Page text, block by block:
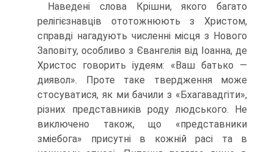
Наведені слова Крішни, якого багато
релігієзнавців ототожнюють з Хри­стом,
справді нагадують численні місця з Нового
Заповіту, особливо з Євангелія від Іоанна, де
Христос говорить іудеям: «Ваш батько —
диявол». Проте таке твердження може
стосуватися, як ми бачили з «Бхагавадгіти»,
різних представ­ників роду людського. Не
виключено також, що «представники
зміебога» присут­ні в кожній расі та в